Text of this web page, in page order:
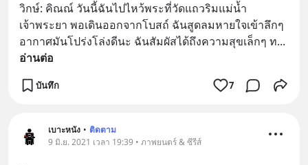
วิกษ์: คิณณ์ วันนี้ฉันไปไหว้พระที่วัดแถวริมแม่น้ำ
เจ้าพระยา พอเดินออกจากโบสถ์ ฉันสูดลมหายใจเข้าลึกๆ
อากาศมันโปร่งโล่งดีนะ ฉันสัมผัสได้ถึงความสุขเล็กๆ ท
อ่านต่อ
บันทึก 7
เบาะหนัง • ติดตาม
9 มิ.ย. 2021 เวลา 19:39 • ภาพยนตร์ & ซีรีส์